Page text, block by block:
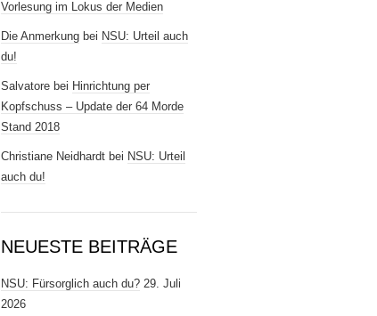
Vorlesung im Lokus der Medien
Die Anmerkung bei NSU: Urteil auch
du!
Salvatore bei Hinrichtung per
Kopfschuss – Update der 64 Morde
Stand 2018
Christiane Neidhardt bei NSU: Urteil
auch du!
NEUESTE BEITRÄGE
NSU: Fürsorglich auch du? 29. Juli
2026